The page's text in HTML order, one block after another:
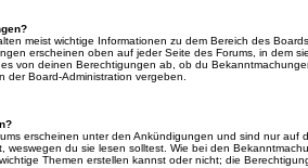
meist wichtige Informationen zu dem Bereich des
erscheinen oben auf jeder Seite des Forums, in dem
von deinen Berechtigungen ab, ob du
der Board-Administration vergeben.
erscheinen unter den Ankündigungen und sind nur auf
weswegen du sie lesen solltest. Wie bei den
Themen erstellen kannst oder nicht; die